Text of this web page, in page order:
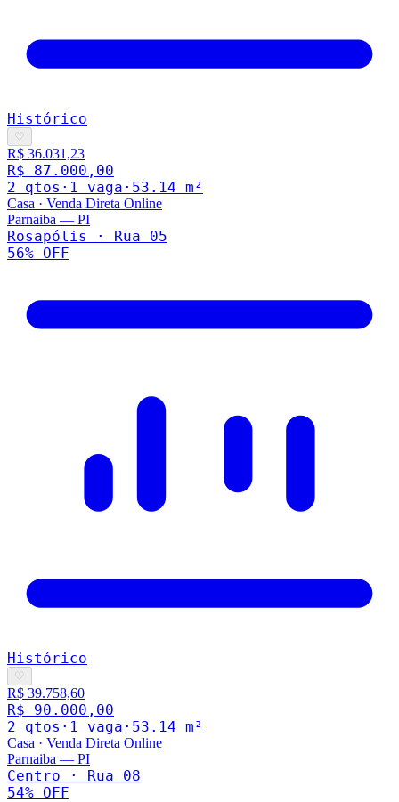
Histórico
♡
R$ 36.031,23
R$ 87.000,00
2 qtos · 1 vaga · 53.14 m²
Casa · Venda Direta Online
Parnaiba — PI
Rosapólis · Rua 05
56% OFF
Histórico
♡
R$ 39.758,60
R$ 90.000,00
2 qtos · 1 vaga · 53.14 m²
Casa · Venda Direta Online
Parnaiba — PI
Centro · Rua 08
54% OFF